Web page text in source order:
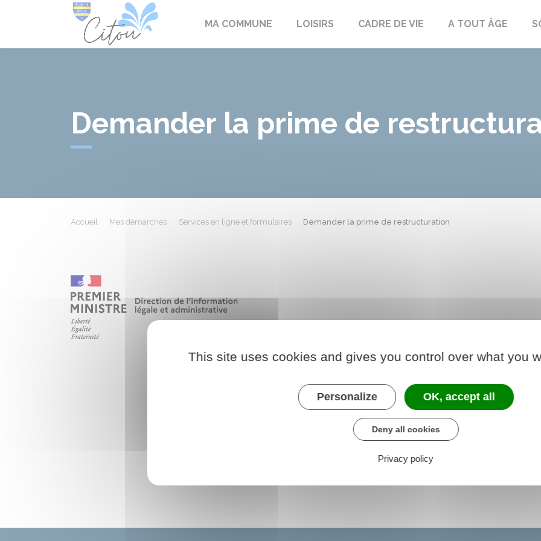
MA COMMUNE LOISIRS CADRE DE VIE A TOUT ÂGE
Demander la prime de
Accueil Mes démarches Services en ligne et formulaires Demander la prime de restructuration
This site uses cookies and gives you control over what you
Personalize OK, accept all
Deny all cookies
Privacy policy